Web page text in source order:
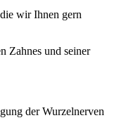
wir Ihnen gern
Zahnes und seiner
der Wurzelnerven